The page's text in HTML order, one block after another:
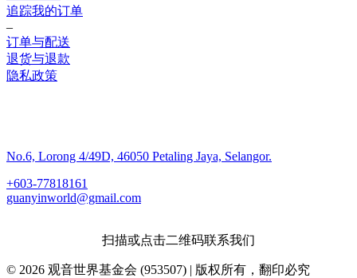
追踪我的订单
–
订单与配送
退货与退款
隐私政策
No.6, Lorong 4/49D, 46050 Petaling Jaya, Selangor.
+603-77818161
guanyinworld@gmail.com
扫描或点击二维码联系我们
© 2026 观音世界基金会 (953507) | 版权所有，翻印必究